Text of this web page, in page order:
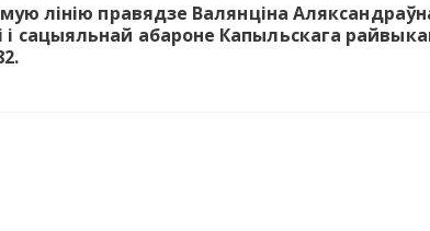
лінію правядзе Валянціна
і сацыяльнай абароне Капыльскага